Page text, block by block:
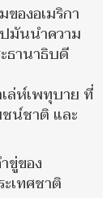
องอเมริกา
มันนำความ
ธานาธิบดี
ล่ห์เพทุบาย ที่
น์ชาติ และ
ขู่ของ
เทศชาติ